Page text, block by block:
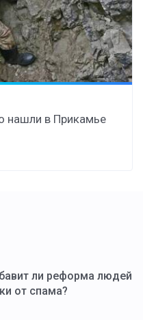
нашли в Прикамье
ли реформа людей
от спама?